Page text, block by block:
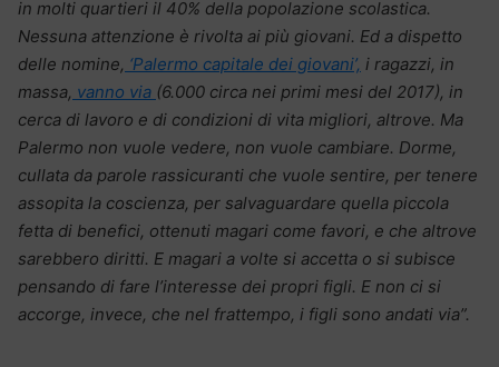
in molti quartieri il 40% della popolazione scolastica.
Nessuna attenzione è rivolta ai più giovani. Ed a dispetto
delle nomine, ‘Palermo capitale dei giovani’, i ragazzi, in
massa, vanno via (6.000 circa nei primi mesi del 2017), in
cerca di lavoro e di condizioni di vita migliori, altrove. Ma
Palermo non vuole vedere, non vuole cambiare. Dorme,
cullata da parole rassicuranti che vuole sentire, per tenere
assopita la coscienza, per salvaguardare quella piccola
fetta di benefici, ottenuti magari come favori, e che altrove
sarebbero diritti. E magari a volte si accetta o si subisce
pensando di fare l’interesse dei propri figli. E non ci si
accorge, invece, che nel frattempo, i figli sono andati via”.